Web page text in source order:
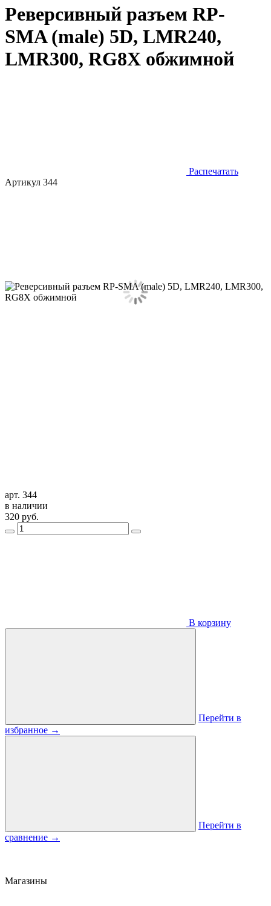
Реверсивный разъем RP-
SMA (male) 5D, LMR240,
LMR300, RG8X обжимной
Распечатать
Артикул 344
арт. 344
в наличии
320 руб.
В корзину
Перейти в
избранное →
Перейти в
сравнение →
Магазины